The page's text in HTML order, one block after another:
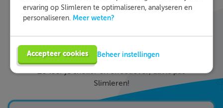
wanneer je maar wilt. Theorie-uitleg, video-
stof sneller te begrijpen. Daarnaast krijg je bij
ieder fout gegeven antwoord direct een heldere
uitleg hoe je de vraag het beste kunt oplossen.
Zo leer je sneller en effectiever; dat is pas
Slimleren!
ervaring op Slimleren te optimaliseren, analyseren en
personaliseren. Meer weten?
Accepteer cookies Beheer instellingen